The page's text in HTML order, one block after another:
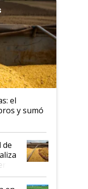
el
y sumó
de
la